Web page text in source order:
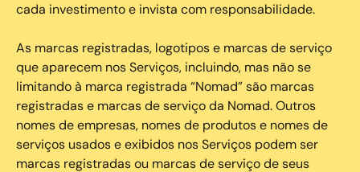
cada investimento e invista com responsabilidade.
As marcas registradas, logotipos e marcas de serviço
que aparecem nos Serviços, incluindo, mas não se
limitando à marca registrada “Nomad” são marcas
registradas e marcas de serviço da Nomad. Outros
nomes de empresas, nomes de produtos e nomes de
serviços usados e exibidos nos Serviços podem ser
marcas registradas ou marcas de serviço de seus